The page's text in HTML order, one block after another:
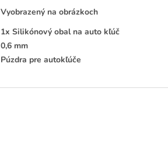
Vyobrazený na obrázkoch
1x Silikónový obal na auto kľúč
0,6 mm
Púzdra pre autokľúče